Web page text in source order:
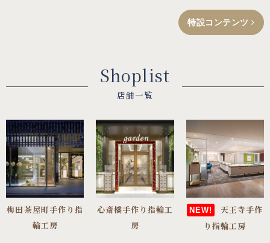
特設コンテンツ
Shoplist
店舗一覧
梅田茶屋町手作り指
輪工房
心斎橋手作り指輪工
房
天王寺手作
り指輪工房